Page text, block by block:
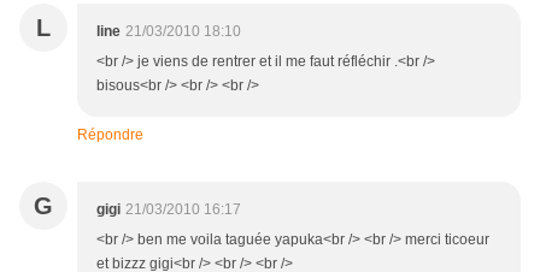
L line 21/03/2010 18:10
<br /> je viens de rentrer et il me faut réfléchir .<br />
bisous<br /> <br /> <br />
Répondre
G gigi 21/03/2010 16:17
<br /> ben me voila taguée yapuka<br /> <br /> merci ticoeur
et bizzz gigi<br /> <br /> <br />